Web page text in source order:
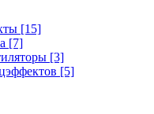
[15]
[7]
[3]
[5]